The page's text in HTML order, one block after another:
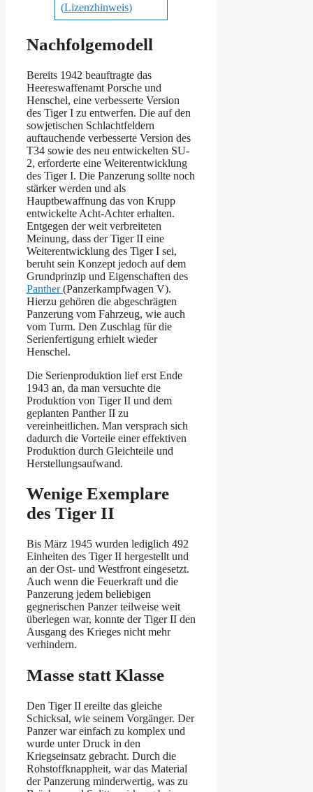
(Lizenzhinweis)
Nachfolgemodell
Bereits 1942 beauftragte das
Heereswaffenamt Porsche und
Henschel, eine verbesserte Version
des Tiger I zu entwerfen. Die auf den
sowjetischen Schlachtfeldern
auftauchende verbesserte Version des
T34 sowie des neu entwickelten SU-
2, erforderte eine Weiterentwicklung
des Tiger I. Die Panzerung sollte noch
stärker werden und als
Hauptbewaffnung das von Krupp
entwickelte Acht-Achter erhalten.
Entgegen der weit verbreiteten
Meinung, dass der Tiger II eine
Weiterentwicklung des Tiger I sei,
beruht sein Konzept jedoch auf dem
Grundprinzip und Eigenschaften des
Panther(Panzerkampfwagen V).
Hierzu gehören die abgeschrägten
Panzerung vom Fahrzeug, wie auch
vom Turm. Den Zuschlag für die
Serienfertigung erhielt wieder
Henschel.
Die Serienproduktion lief erst Ende
1943 an, da man versuchte die
Produktion von Tiger II und dem
geplanten Panther II zu
vereinheitlichen. Man versprach sich
dadurch die Vorteile einer effektiven
Produktion durch Gleichteile und
Herstellungsaufwand.
Wenige Exemplare
des Tiger II
Bis März 1945 wurden lediglich 492
Einheiten des Tiger II hergestellt und
an der Ost- und Westfront eingesetzt.
Auch wenn die Feuerkraft und die
Panzerung jedem beliebigen
gegnerischen Panzer teilweise weit
überlegen war, konnte der Tiger II den
Ausgang des Krieges nicht mehr
verhindern.
Masse statt Klasse
Den Tiger II ereilte das gleiche
Schicksal, wie seinem Vorgänger. Der
Panzer war einfach zu komplex und
wurde unter Druck in den
Kriegseinsatz gebracht. Durch die
Rohstoffknappheit, war das Material
der Panzerung minderwertig, was zu